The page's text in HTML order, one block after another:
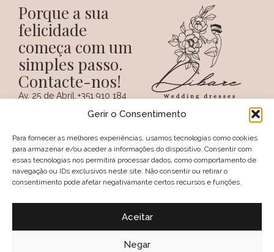
Gerir o Consentimento
Para fornecer as melhores experiências, usamos tecnologias como cookies
para armazenar e/ou aceder a informações do dispositivo. Consentir com
essas tecnologias nos permitirá processar dados, como comportamento de
navegação ou IDs exclusivos neste site. Não consentir ou retirar o
consentimento pode afetar negativamante certos recursos e funções.
Aceitar
Negar
Porque a sua
felicidade
começa com um
simples passo.
Contacte-nos!
Av. 25 de Abril,
PORTUGAL
+351 910 184
(Chamada para a
nacional)
+351 274 094
(Chamada para a
rede fixa nacional)
geral@dibare.com
SOCIAIS
Livro de reclamações
Política de Cookies (UE)